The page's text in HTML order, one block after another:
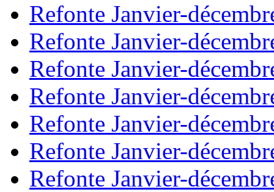
Refonte Janvier-
Refonte Janvier-
Refonte Janvier-
Refonte Janvier-
Refonte Janvier-
Refonte Janvier-
Refonte Janvier-